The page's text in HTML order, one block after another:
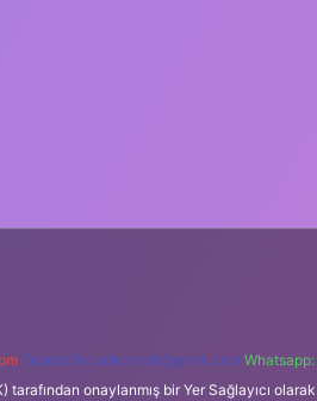
Teams: forumhizmeti@gmail.com
onaylanmış bir Yer Sağlayıcı